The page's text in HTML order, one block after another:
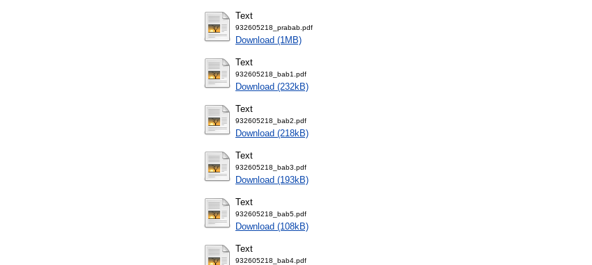
Text
932605218_prabab.pdf
Download (1MB)
Text
932605218_bab1.pdf
Download (232kB)
Text
932605218_bab2.pdf
Download (218kB)
Text
932605218_bab3.pdf
Download (193kB)
Text
932605218_bab5.pdf
Download (108kB)
Text
932605218_bab4.pdf